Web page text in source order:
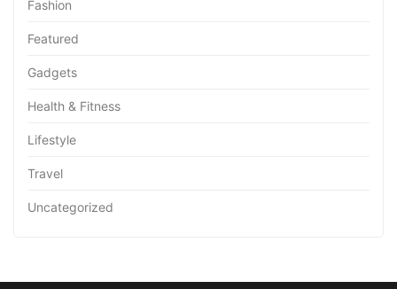
Fashion
Featured
Gadgets
Health & Fitness
Lifestyle
Travel
Uncategorized